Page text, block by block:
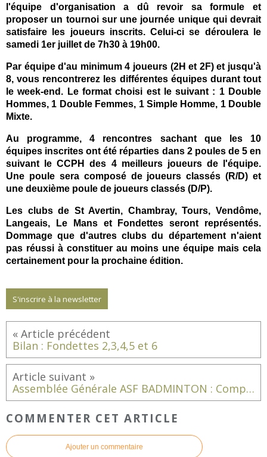
l'équipe d'organisation a dû revoir sa formule et
proposer un tournoi sur une journée unique qui devrait
satisfaire les joueurs inscrits. Celui-ci se déroulera le
samedi 1er juillet de 7h30 à 19h00.
Par équipe d'au minimum 4 joueurs (2H et 2F) et jusqu'à
8, vous rencontrerez les différentes équipes durant tout
le week-end. Le format choisi est le suivant : 1 Double
Hommes, 1 Double Femmes, 1 Simple Homme, 1 Double
Mixte.
Au programme, 4 rencontres sachant que les 10
équipes inscrites ont été réparties dans 2 poules de 5 en
suivant le CCPH des 4 meilleurs joueurs de l'équipe.
Une poule sera composé de joueurs classés (R/D) et
une deuxième poule de joueurs classés (D/P).
Les clubs de St Avertin, Chambray, Tours, Vendôme,
Langeais, Le Mans et Fondettes seront représentés.
Dommage que d'autres clubs du département n'aient
pas réussi à constituer au moins une équipe mais cela
certainement pour la prochaine édition.
S'inscrire à la newsletter
Bilan : Fondettes 2,3,4,5 et 6
Assemblée Générale ASF BADMINTON : Compte rendu
COMMENTER CET ARTICLE
Ajouter un commentaire